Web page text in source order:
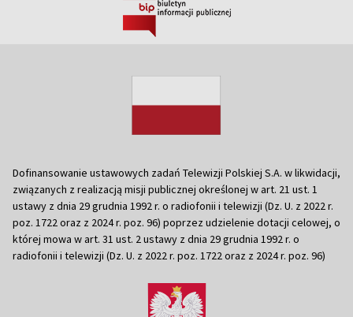
Dofinansowanie ustawowych zadań Telewizji Polskiej S.A. w likwidacji,
związanych z realizacją misji publicznej określonej w art. 21 ust. 1
ustawy z dnia 29 grudnia 1992 r. o radiofonii i telewizji (Dz. U. z 2022 r.
poz. 1722 oraz z 2024 r. poz. 96) poprzez udzielenie dotacji celowej, o
której mowa w art. 31 ust. 2 ustawy z dnia 29 grudnia 1992 r. o
radiofonii i telewizji (Dz. U. z 2022 r. poz. 1722 oraz z 2024 r. poz. 96)